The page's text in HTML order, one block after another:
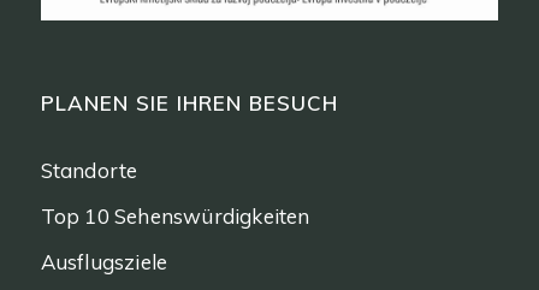
PLANEN SIE IHREN BESUCH
Standorte
Top 10 Sehenswürdigkeiten
Ausflugsziele